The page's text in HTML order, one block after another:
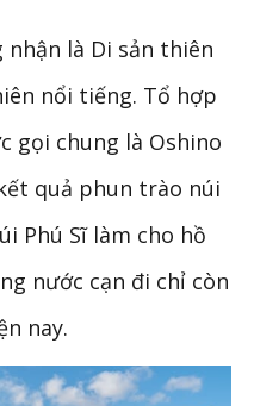
nhận là Di sản thiên
nổi tiếng. Tổ hợp
gọi chung là Oshino
quả phun trào núi
Phú Sĩ làm cho hồ
nước cạn đi chỉ còn
nay.